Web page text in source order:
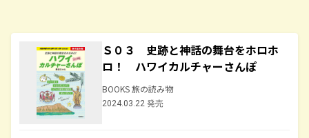
Ｓ０３ 史跡と神話の舞台をホロホ
ロ！ ハワイカルチャーさんぽ
BOOKS 旅の読み物
2024.03.22 発売